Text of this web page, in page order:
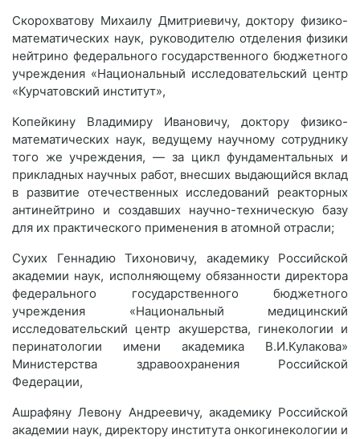
Скорохватову Михаилу Дмитриевичу, доктору физико-
математических наук, руководителю отделения физики
нейтрино федерального государственного бюджетного
учреждения «Национальный исследовательский центр
«Курчатовский институт»,
Копейкину Владимиру Ивановичу, доктору физико-
математических наук, ведущему научному сотруднику
того же учреждения, — за цикл фундаментальных и
прикладных научных работ, внесших выдающийся вклад
в развитие отечественных исследований реакторных
антинейтрино и создавших научно-техническую базу
для их практического применения в атомной отрасли;
Сухих Геннадию Тихоновичу, академику Российской
академии наук, исполняющему обязанности директора
федерального государственного бюджетного
учреждения «Национальный медицинский
исследовательский центр акушерства, гинекологии и
перинатологии имени академика В.И.Кулакова»
Министерства здравоохранения Российской
Федерации,
Ашрафяну Левону Андреевичу, академику Российской
академии наук, директору института онкогинекологии и